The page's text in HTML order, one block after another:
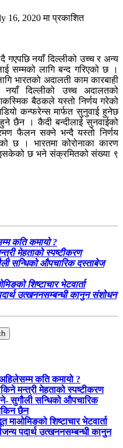
16, 2020मा प्रकाशित
गएपछि नयाँ दिल्लीको उच्च र अन्य
सम्मको लागि बन्द गरिएको छ ।
भारतको अदालती काम कारबाही
दिल्लीको उच्च अदालतको
बैठकले यस्तो निर्णय गरेको
कन्फरेन्स मार्फत सुनुवाई हुनेछ
छैन । कैदी बन्दीलाई सुनवाईको
फैलन सक्ने भन्दै यस्तो निर्णय
छ । भारतमा कोरोनाका कारण
छ भने संक्रमितको संख्या ९
कति कमायो ?
मेहताको स्पष्टीकरण
सन्धिको औपचारिक दस्ताबेज
शिष्टाचार भेटवार्ता
उत्खननसम्बन्धी कानुन संशोधन
कति कमायो ?
मन्त्री मेहताको स्पष्टीकरण
सुगौली सन्धिको औपचारिक
छैन
माओमिङको शिष्टाचार भेटवार्ता
पदार्थ उत्खननसम्बन्धी कानुन